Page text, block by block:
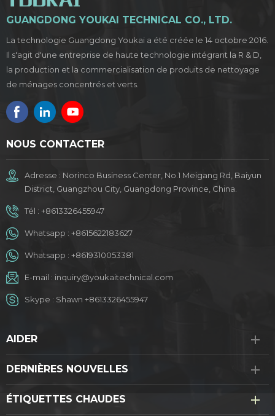
GUANGDONG YOUKAI TECHNICAL CO., LTD.
La technologie Guangdong Youkai a été créée le 14 octobre 2016.
Il s'agit d'une entreprise de haute technologie intégrant la R & D,
la production et la commercialisation de produits de nettoyage
de ménages concentrés et verts.
NOUS CONTACTER
Adresse : Norinco Business Center, No.1 Meigang Rd, Baiyun
District, Guangzhou City, Guangdong Province, China.
Tél : +8613326455947
Whatsapp : +8615622183627
Whatsapp : +8619310053381
E-mail : inquiry@youkaitechnical.com
Skype : Shawn +8613326455947
AIDER
DERNIÈRES NOUVELLES
ÉTIQUETTES CHAUDES